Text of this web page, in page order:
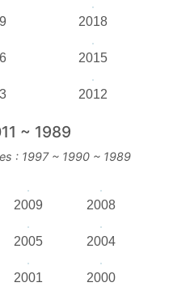
2018
2015
2012
~ 1989
: 1997 ~ 1990 ~ 1989
2009 2008
2005 2004
2001 2000